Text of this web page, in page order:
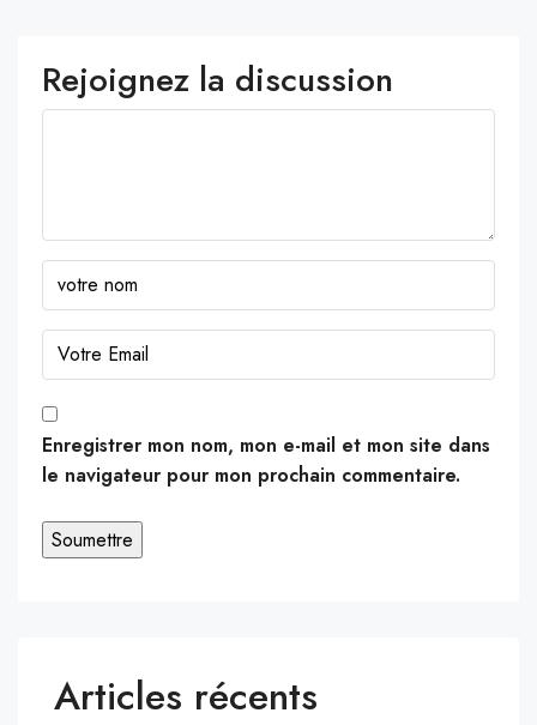
Rejoignez la discussion
Enregistrer mon nom, mon e-mail et mon site dans
le navigateur pour mon prochain commentaire.
Articles récents